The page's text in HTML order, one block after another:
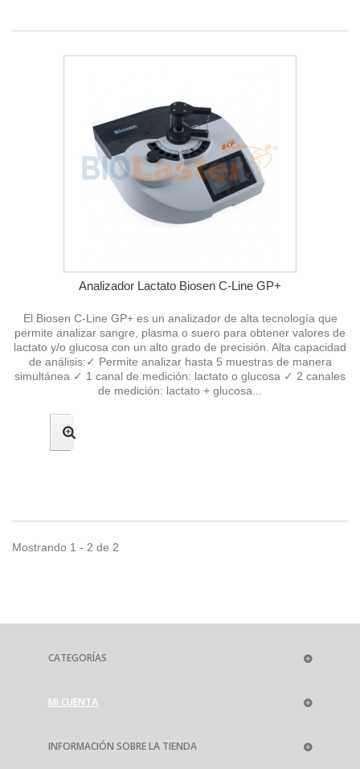
Analizador Lactato Biosen C-Line GP+
El Biosen C-Line GP+ es un analizador de alta tecnología que
permite analizar sangre, plasma o suero para obtener valores de
lactato y/o glucosa con un alto grado de precisión. Alta capacidad
de análisis:✓ Permite analizar hasta 5 muestras de manera
simultánea ✓ 1 canal de medición: lactato o glucosa ✓ 2 canales
de medición: lactato + glucosa...
Mostrando 1 - 2 de 2
CATEGORÍAS
MI CUENTA
INFORMACIÓN SOBRE LA TIENDA